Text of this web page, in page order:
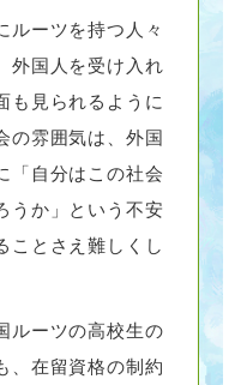
ルーツを持つ人々
外国人を受け入れ
も見られるように
の雰囲気は、外国
「自分はこの社会
うか」という不安
ことさえ難しくし
ルーツの高校生の
、在留資格の制約